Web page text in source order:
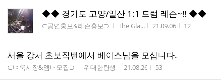
◆◆ 경기도 고양/일산 1:1 드럼 레슨~!! ◆◆
게시판명
⊂공연홍보&레슨홍보⊃ 작성자
The Gla... 작성시간
21.09.06 조회수
12
서울 강서 초보직밴에서 베이스님을 모십니다.
게시판명
⊂벼룩시장&멤버모집⊃ 작성자
위대한탄생 작성시간
21.08.26 조회수
53